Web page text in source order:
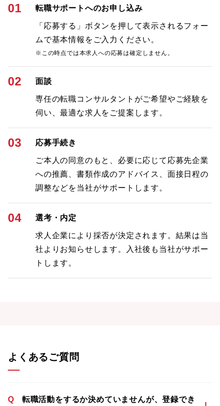
01 転職サポートへのお申し込み
「応募する」ボタンを押して表示されるフォー
ムで基本情報をご入力ください。
※この時点では本求人への応募は確定しません。
02 面談
専任の転職コンサルタントがご希望やご経験を
伺い、最適な求人をご提案します。
03 応募手続き
ご本人の同意のもと、必要に応じて応募先企業
への推薦、書類作成のアドバイス、面接日程の
調整などを当社がサポートします。
04 選考・内定
求人企業により採否が決定されます。結果は当
社よりお知らせします。入社後も当社がサポー
トします。
よくあるご質問
Q 転職活動をするか決めていませんが、登録でき